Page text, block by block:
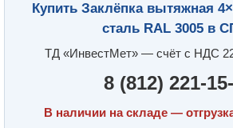
Купить Заклёпка вытяжная
сталь RAL 3005 в
ТД «ИнвестМет» — счёт с НДС
8 (812) 221-
В наличии на складе —